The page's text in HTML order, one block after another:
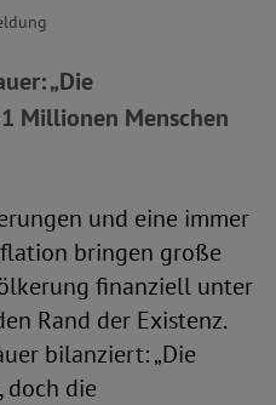
„Die
Millionen Menschen
und eine immer
bringen große
finanziell unter
Rand der Existenz.
bilanziert: „Die
doch die